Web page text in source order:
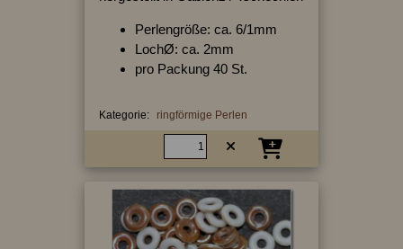
Perlengröße: ca. 6/1mm
LochØ: ca. 2mm
pro Packung 40 St.
Kategorie: ringförmige Perlen